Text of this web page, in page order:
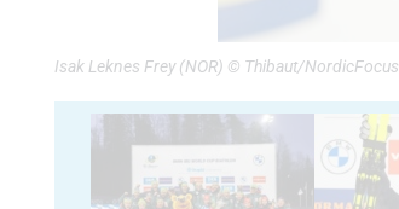
Isak Leknes Frey (NOR) © Thibaut/NordicFocus